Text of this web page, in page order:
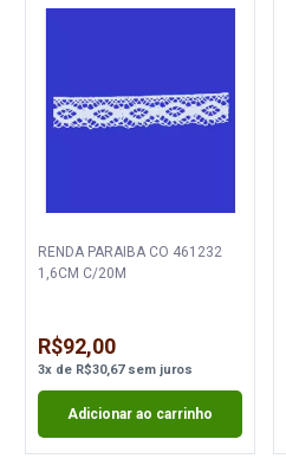
RENDA PARAIBA CO 461232
1,6CM C/20M
R$92,00
3x de R$30,67sem juros
Adicionar ao carrinho